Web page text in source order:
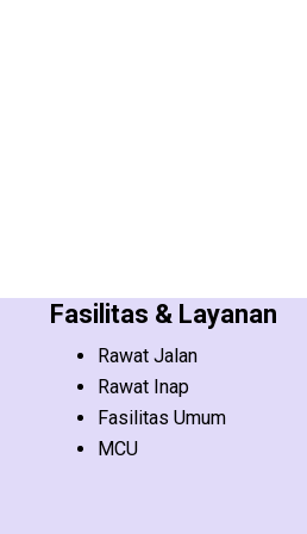
Fasilitas & Layanan
Rawat Jalan
Rawat Inap
Fasilitas Umum
MCU